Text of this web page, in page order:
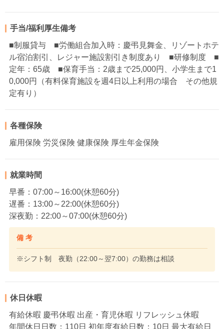
手当/福利厚生備考
■制服貸与 ■労働組合加入時：慶弔見舞金、リゾートホテ
ル宿泊割引、レジャー施設割引き制度あり ■研修制度 ■
定年：65歳 ■保育手当：2歳まで25,000円、小学生まで1
0,000円（有料保育施設を週4日以上利用の場合 その他規
定有り）
各種保険
雇用保険 労災保険 健康保険 厚生年金保険
就業時間
早番：07:00～16:00(休憩60分)
遅番：13:00～22:00(休憩60分)
深夜勤：22:00～07:00(休憩60分)
備 考
※シフト制 夜勤（22:00～翌7:00）の勤務は相談
休日休暇
有給休暇 慶弔休暇 出産・育児休暇 リフレッシュ休暇
年間休日日数：110日 初年度有給日数：10日 最大有給日